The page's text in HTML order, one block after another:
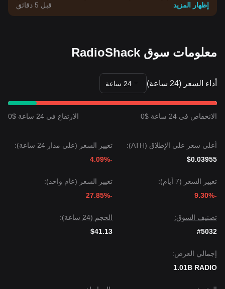
إظهار المزيد
قبل 5 دقائق
معلومات سوق RadioShack
أداء السعر (24 ساعة) 24 ساعة
الانخفاض في 24 ساعة $0 الارتفاع في 24 ساعة $0
أعلى سعر على الإطلاق (ATH):
$0.03955
تغيير السعر (على مدار 24 ساعة):
-4.09%
تغيير السعر (7 أيام):
-9.30%
تغيير السعر (عام واحد):
-27.85%
تصنيف السوق:
#5032
الحجم (24 ساعة):
$41.13
إجمالي العرض:
1.01B RADIO